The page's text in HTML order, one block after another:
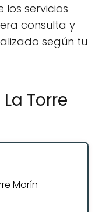
servicios
consulta y
según tu
Torre
Morín